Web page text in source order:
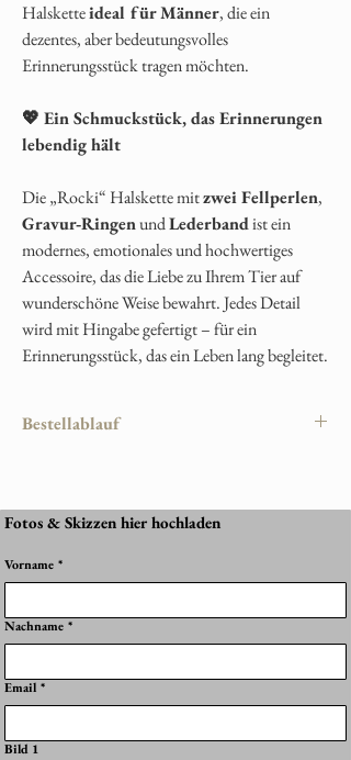
Halsketteideal für Männer, die ein
dezentes, aber bedeutungsvolles
Erinnerungsstück tragen möchten.
💖 Ein Schmuckstück, das Erinnerungen
lebendig hält
Die „Rocki“ Halskette mitzwei Fellperlen,
Gravur‑RingenundLederbandist ein
modernes, emotionales und hochwertiges
Accessoire, das die Liebe zu Ihrem Tier auf
wunderschöne Weise bewahrt. Jedes Detail
wird mit Hingabe gefertigt – für ein
Erinnerungsstück, das ein Leben lang begleitet.
Bestellablauf
ab:
Wählen Sie Ihr gewünschtes Schmuckstück im
oder Armband.
2. Gestaltung festlegen
Im Produkt können Sie folgende Optionen
bestimmen:
Fotos & Skizzen hier hochladen
Vorname *
Nachname *
Email *
Bild 1